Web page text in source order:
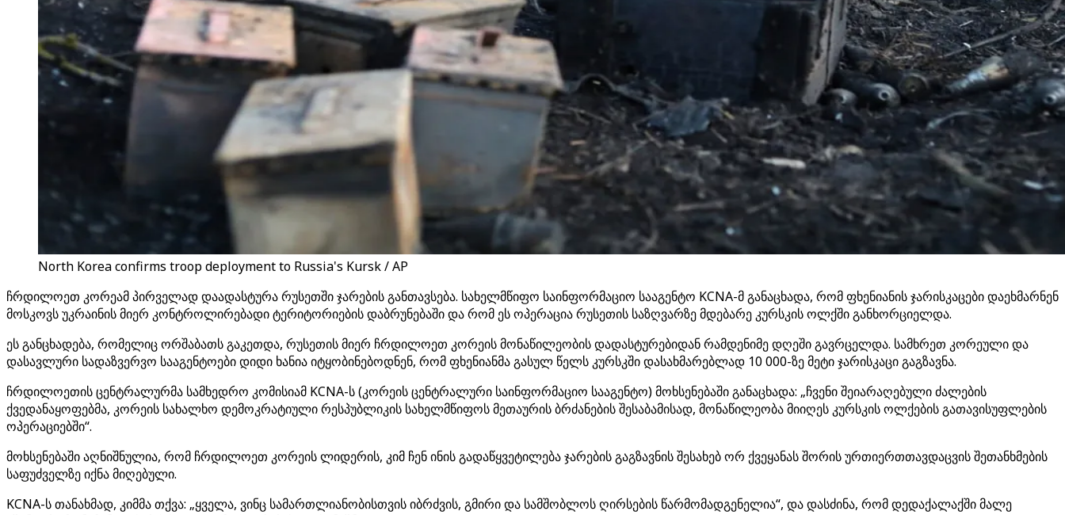
North Korea confirms troop deployment to Russia's Kursk / AP
ჩრდილოეთ კორეამ პირველად დაადასტურა რუსეთში ჯარების განთავსება. სახელმწიფო საინფორმაციო სააგენტო KCNA-მ განაცხადა, რომ ფხენიანის ჯარისკაცები დაეხმარნენ
მოსკოვს უკრაინის მიერ კონტროლირებადი ტერიტორიების დაბრუნებაში და რომ ეს ოპერაცია რუსეთის საზღვარზე მდებარე კურსკის ოლქში განხორციელდა.
ეს განცხადება, რომელიც ორშაბათს გაკეთდა, რუსეთის მიერ ჩრდილოეთ კორეის მონაწილეობის დადასტურებიდან რამდენიმე დღეში გავრცელდა. სამხრეთ კორეული და
დასავლური სადაზვერვო სააგენტოები დიდი ხანია იტყობინებოდნენ, რომ ფხენიანმა გასულ წელს კურსკში დასახმარებლად 10 000-ზე მეტი ჯარისკაცი გაგზავნა.
ჩრდილოეთის ცენტრალურმა სამხედრო კომისიამ KCNA-ს (კორეის ცენტრალური საინფორმაციო სააგენტო) მოხსენებაში განაცხადა: „ჩვენი შეიარაღებული ძალების
ქვედანაყოფებმა, კორეის სახალხო დემოკრატიული რესპუბლიკის სახელმწიფოს მეთაურის ბრძანების შესაბამისად, მონაწილეობა მიიღეს კურსკის ოლქების გათავისუფლების
ოპერაციებში“.
მოხსენებაში აღნიშნულია, რომ ჩრდილოეთ კორეის ლიდერის, კიმ ჩენ ინის გადაწყვეტილება ჯარების გაგზავნის შესახებ ორ ქვეყანას შორის ურთიერთთავდაცვის შეთანხმების
საფუძველზე იქნა მიღებული.
KCNA-ს თანახმად, კიმმა თქვა: „ყველა, ვინც სამართლიანობისთვის იბრძვის, გმირი და სამშობლოს ღირსების წარმომადგენელია“, და დასძინა, რომ დედაქალაქში მალე